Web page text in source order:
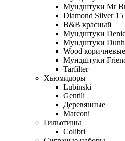
Мундштуки Mr
Diamond Silver 15
B&B красный
Мундштуки
Мундштуки
Wood коричневые
Мундштуки
Tarfilter
Хьюмидоры
Lubinski
Gentili
Деревянные
Marconi
Гильотины
Colibri